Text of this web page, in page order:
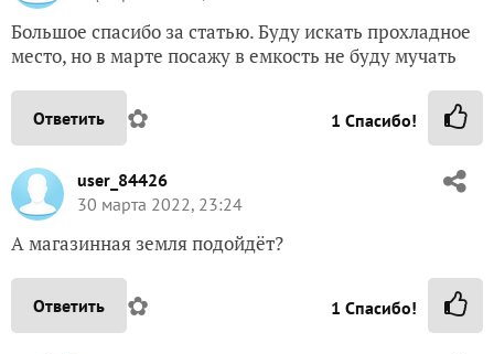
Большое спасибо за статью. Буду искать прохладное
место, но в марте посажу в емкость не буду мучать
Ответить ✿ 1 Спасибо!
user_84426
30 марта 2022, 23:24
А магазинная земля подойдёт?
Ответить ✿ 1 Спасибо!